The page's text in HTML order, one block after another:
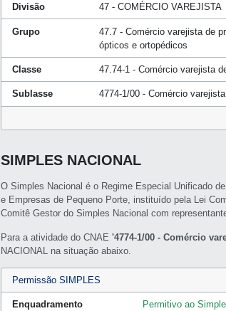
Divisão 47 - COMÉRCIO VAREJISTA
Grupo
47.7 - Comércio varejista de
ópticos e ortopédicos
Classe 47.74-1 - Comércio varejista
Sublasse 4774-1/00 - Comércio
SIMPLES NACIONAL
O Simples Nacional é o Regime Especial Unificado
e Empresas de Pequeno Porte, instituído pela Lei
Comitê Gestor do Simples Nacional com
Para a atividade do CNAE'4774-1/00 - Comércio
NACIONAL na situação abaixo.
Permissão SIMPLES
Enquadramento Permitivo ao